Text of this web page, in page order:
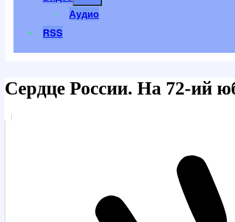
Аудио
RSS
Сердце России. На 72-ий